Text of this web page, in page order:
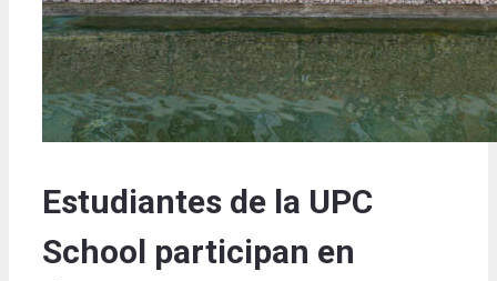
Estudiantes de la UPC
School participan en